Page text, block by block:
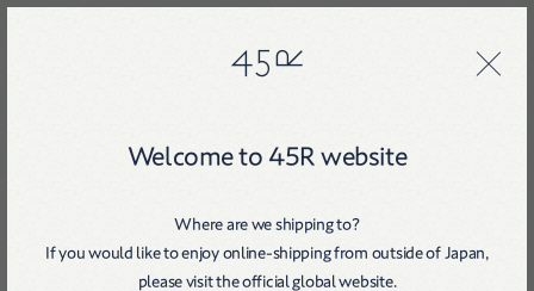
45R
二〇二四
45R
Welcome to 45R website
Where are we shipping to?
If you would like to enjoy online-shipping from outside of Japan,
please visit the official global website.